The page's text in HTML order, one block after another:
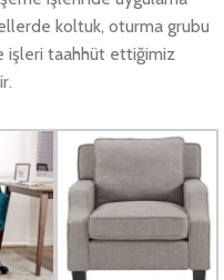
koltuk, oturma grubu
işleri taahhüt ettiğimiz